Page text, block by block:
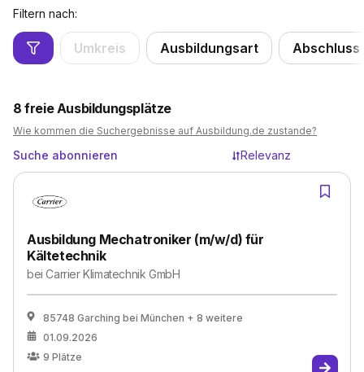
Filtern nach:
Umkreis Ausbildungsart Abschluss
8 freie Ausbildungsplätze
Wie kommen die Suchergebnisse auf Ausbildung.de zustande?
Suche abonnieren Relevanz
Ausbildung Mechatroniker (m/w/d) für
Kältetechnik
beiCarrier Klimatechnik GmbH
85748 Garching bei München + 8 weitere
01.09.2026
9 Plätze